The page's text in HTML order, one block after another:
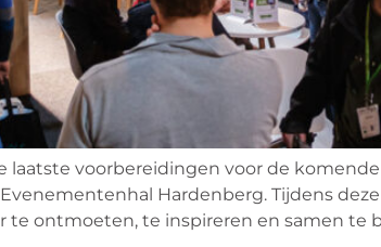
laatste voorbereidingen voor de
Hardenberg. Tijdens
ontmoeten, te inspireren en samen te